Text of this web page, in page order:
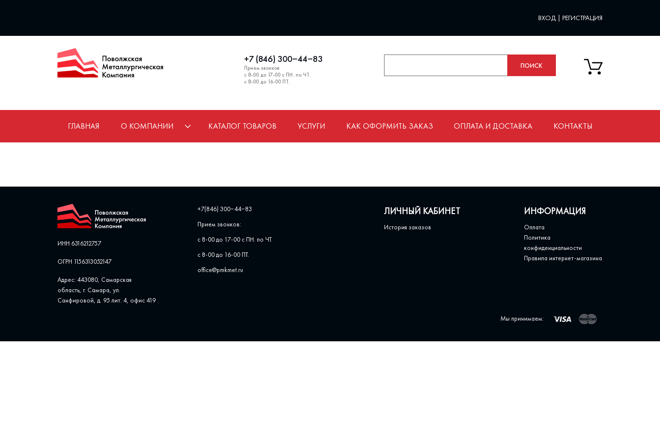
ВХОД | РЕГИСТРАЦИЯ
+7 (846) 300‒44‒83
Прием звонков
с 8-00 до 17-00 с ПН. по ЧТ.
с 8-00 до 16-00 ПТ.
ГЛАВНАЯ О КОМПАНИИ КАТАЛОГ ТОВАРОВ УСЛУГИ КАК ОФОРМИТЬ ЗАКАЗ ОПЛАТА И ДОСТАВКА КОНТАКТЫ
ИНН 6316212757
ОГРН 1156313052147
Адрес: 443080, Самарская
область, г. Самара, ул. ​
Санфировой, д. 95 лит. 4, офис ​419
+7(846) 300‒44‒83
Прием звонков:
с 8-00 до 17-00 с ПН. по ЧТ.
с 8-00 до 16-00 ПТ.
office@pmkmet.ru
ЛИЧНЫЙ КАБИНЕТ
История заказов
ИНФОРМАЦИЯ
Оплата
Политика
конфиденциальности
Правила интернет-магазина
Мы принимаем: